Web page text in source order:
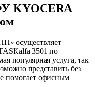
KYOCERA
осуществляет
3501 по
популярная услуга, так
представить без
помогает офисным